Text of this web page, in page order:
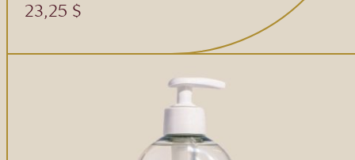
23,25 $